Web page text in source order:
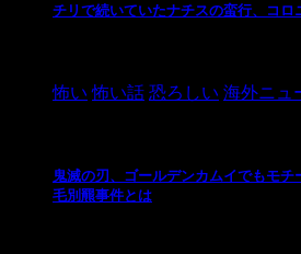
チリで続いていたナチスの蛮行、コロ
怖い 怖い話 恐ろしい 海外ニュ
鬼滅の刃、ゴールデンカムイでもモ
毛別羆事件とは